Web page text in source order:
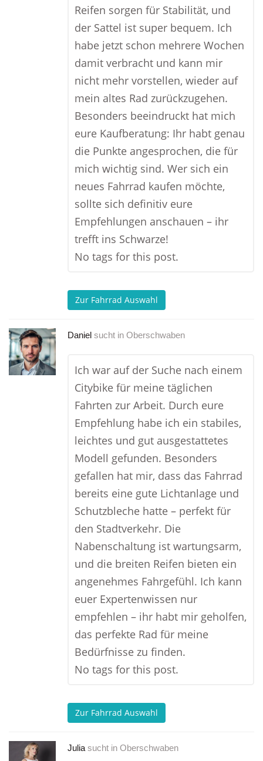
Reifen sorgen für Stabilität, und
der Sattel ist super bequem. Ich
habe jetzt schon mehrere Wochen
damit verbracht und kann mir
nicht mehr vorstellen, wieder auf
mein altes Rad zurückzugehen.
Besonders beeindruckt hat mich
eure Kaufberatung: Ihr habt genau
die Punkte angesprochen, die für
mich wichtig sind. Wer sich ein
neues Fahrrad kaufen möchte,
sollte sich definitiv eure
Empfehlungen anschauen – ihr
trefft ins Schwarze!
No tags for this post.
Zur Fahrrad Auswahl
Daniel sucht in Oberschwaben
Ich war auf der Suche nach einem
Citybike für meine täglichen
Fahrten zur Arbeit. Durch eure
Empfehlung habe ich ein stabiles,
leichtes und gut ausgestattetes
Modell gefunden. Besonders
gefallen hat mir, dass das Fahrrad
bereits eine gute Lichtanlage und
Schutzbleche hatte – perfekt für
den Stadtverkehr. Die
Nabenschaltung ist wartungsarm,
und die breiten Reifen bieten ein
angenehmes Fahrgefühl. Ich kann
euer Expertenwissen nur
empfehlen – ihr habt mir geholfen,
das perfekte Rad für meine
Bedürfnisse zu finden.
No tags for this post.
Zur Fahrrad Auswahl
Julia sucht in Oberschwaben